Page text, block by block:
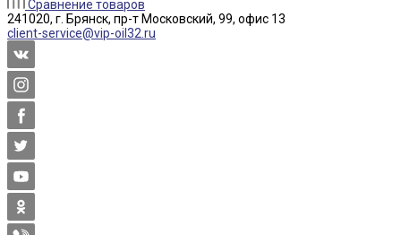
Сравнение товаров
241020, г. Брянск, пр-т Московский, 99, офис 13
client-service@vip-oil32.ru